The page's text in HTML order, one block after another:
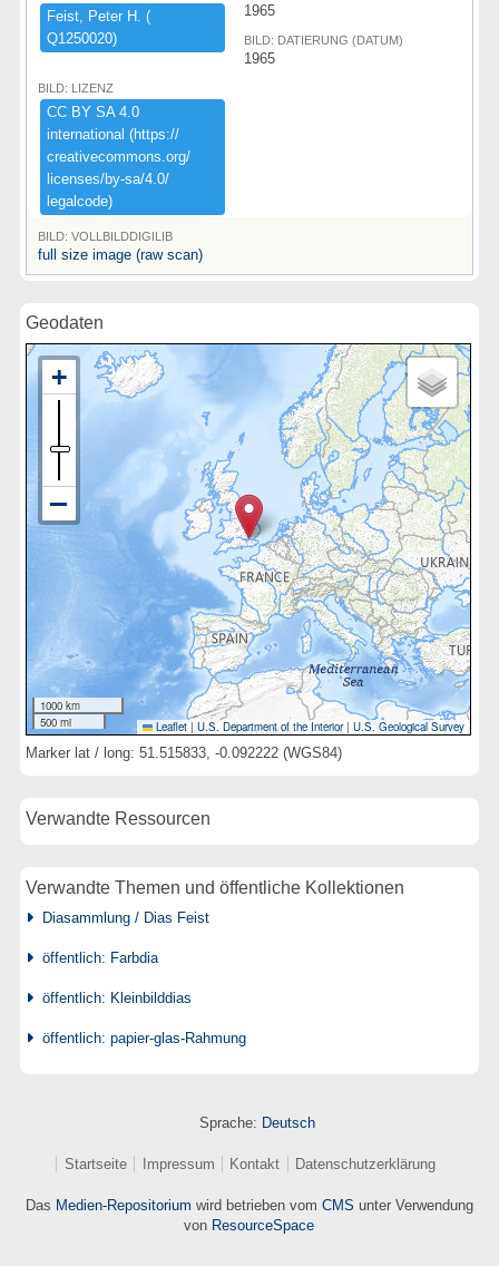
Feist,​ ​Peter ​H.​ ​(​
Q1250020)​
1965
BILD: DATIERUNG (DATUM)
1965
BILD: LIZENZ
CC ​BY ​SA ​4.​0 ​
international ​(​https:​/​/​
creativecommons.​org/​
licenses/​by-​sa/​4.​0/​
legalcode)​
BILD: VOLLBILDDIGILIB
full size image (raw scan)
Geodaten
1000 km
500 mi
Leaflet | U.S. Department of the Interior|U.S. Geological Survey
Marker lat / long: 51.515833, -0.092222 (WGS84)
Verwandte Ressourcen
Verwandte Themen und öffentliche Kollektionen
Diasammlung / Dias Feist
öffentlich: Farbdia
öffentlich: Kleinbilddias
öffentlich: papier-glas-Rahmung
Sprache: Deutsch
Startseite Impressum Kontakt Datenschutzerklärung
Das Medien-Repositorium wird betrieben vom CMS unter Verwendung
von ResourceSpace